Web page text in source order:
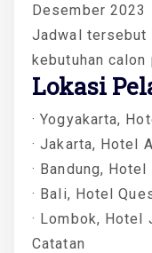
Desember 2023
Jadwal tersebut
kebutuhan calon
Lokasi
· Yogyakarta,
· Jakarta, Hotel
· Bandung,
· Bali, Hotel
· Lombok, Hotel
Catatan